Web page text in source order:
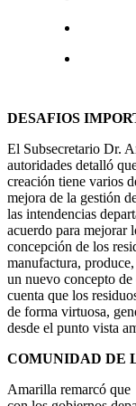
DESAFIOS
El Subsecretario Dr.
autoridades detalló
creación tiene varios
mejora de la gestión
las intendencias
acuerdo para mejorar
concepción de los
manufactura,
un nuevo concepto
cuenta que los
de forma virtuosa,
desde el punto vista
COMUNIDAD DE
Amarilla remarcó que